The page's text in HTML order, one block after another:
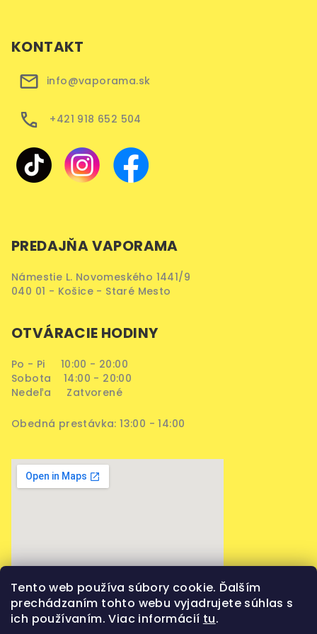
Tento web používa súbory cookie. Ďalším
prechádzaním tohto webu vyjadrujete súhlas s
ich používaním. Viac informácií tu.
KONTAKT
info@vaporama.sk
+421 918 652 504
PREDAJŇA VAPORAMA
Námestie L. Novomeského 1441/9
040 01 - Košice - Staré Mesto
OTVÁRACIE HODINY
Po - Pi 10:00 - 20:00
Sobota 14:00 - 20:00
Nedeľa Zatvorené
Obedná prestávka: 13:00 - 14:00